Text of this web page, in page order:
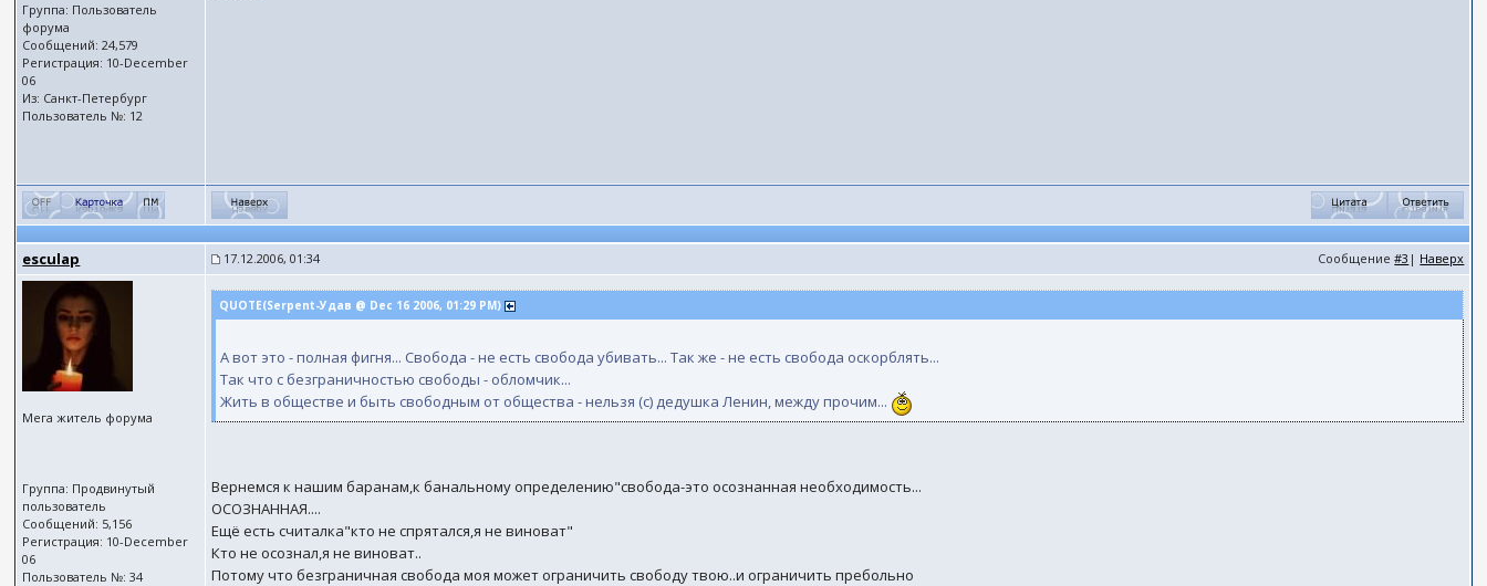
Группа: Пользователь
форума
Сообщений: 24,579
Регистрация: 10-December
06
Из: Санкт-Петербург
Пользователь №: 12
esculap 17.12.2006, 01:34 Сообщение#3 | Наверх
Мега житель форума
Группа: Продвинутый
пользователь
Сообщений: 5,156
Регистрация: 10-December
06
Пользователь №: 34
QUOTE(Serpent-Удав @ Dec 16 2006, 01:29 PM)
А вот это - полная фигня... Свобода - не есть свобода убивать... Так же - не есть свобода оскорблять...
Так что с безграничностью свободы - обломчик...
Жить в обществе и быть свободным от общества - нельзя (с) дедушка Ленин, между прочим...
Вернемся к нашим баранам,к банальному определению"свобода-это осознанная необходимость...
ОСОЗНАННАЯ....
Ещё есть считалка"кто не спрятался,я не виноват"
Кто не осознал,я не виноват..
Потому что безграничная свобода моя может ограничить свободу твою..и ограничить пребольно